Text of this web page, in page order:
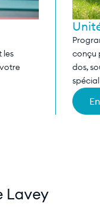
les
conçu
dos,
Lavey